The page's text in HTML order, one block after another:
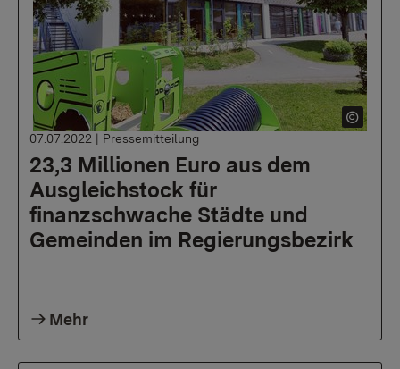
23,3 Millionen Euro aus dem
Ausgleichstock für
finanzschwache Städte und
Gemeinden im Regierungsbezirk
07.07.2022 | Pressemitteilung
Mehr